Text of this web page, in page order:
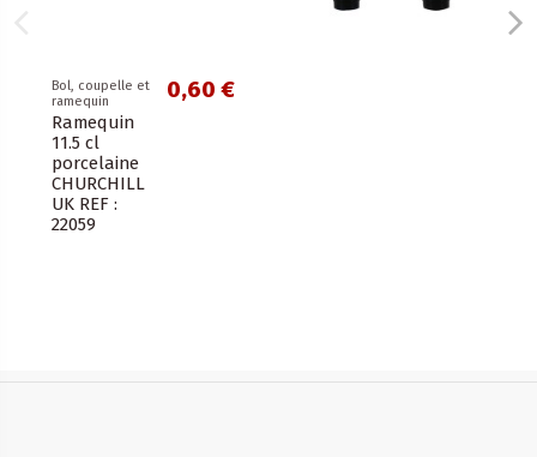
Bol, coupelle et
ramequin
Ramequin
11.5 cl
porcelaine
CHURCHILL
UK REF :
22059
0,60 €